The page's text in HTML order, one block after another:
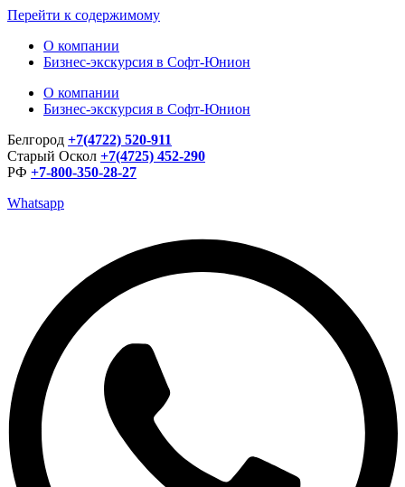
Перейти к содержимому
О компании
Бизнес-экскурсия в Софт-Юнион
О компании
Бизнес-экскурсия в Софт-Юнион
Белгород +7(4722) 520-911
Старый Оскол +7(4725) 452-290
РФ +7-800-350-28-27
Whatsapp